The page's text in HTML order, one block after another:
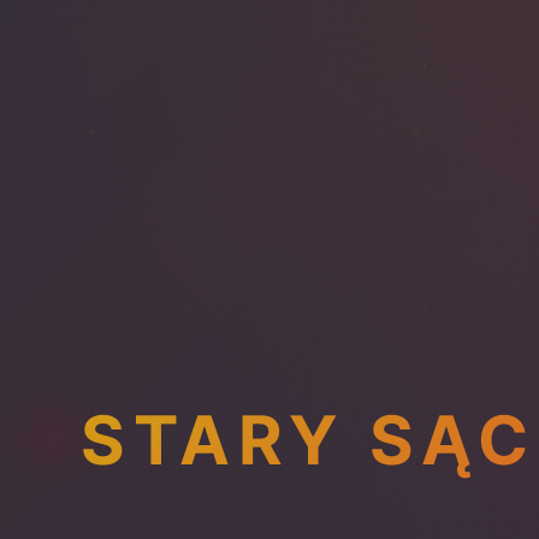
STARY
AUTEL